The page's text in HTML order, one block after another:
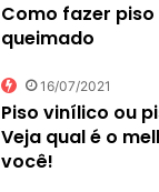
Como fazer
queimado
16/07/2021
Piso vinílico ou
Veja qual é o
você!